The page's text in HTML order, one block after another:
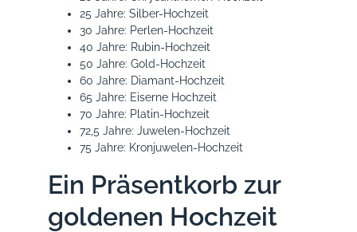
25 Jahre: Silber-Hochzeit
30 Jahre: Perlen-Hochzeit
40 Jahre: Rubin-Hochzeit
50 Jahre: Gold-Hochzeit
60 Jahre: Diamant-Hochzeit
65 Jahre: Eiserne Hochzeit
70 Jahre: Platin-Hochzeit
72,5 Jahre: Juwelen-Hochzeit
75 Jahre: Kronjuwelen-Hochzeit
Ein Präsentkorb zur
goldenen Hochzeit